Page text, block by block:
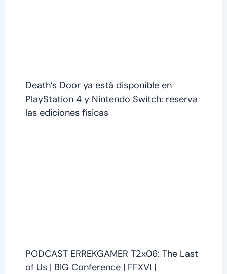
Death’s Door ya está disponible en
PlayStation 4 y Nintendo Switch: reserva
las ediciones físicas
PODCAST ERREKGAMER T2x06: The Last
of Us | BIG Conference | FFXVI |